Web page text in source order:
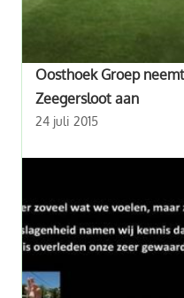
Oosthoek Groep
Zeegersloot aan
24 juli 2015